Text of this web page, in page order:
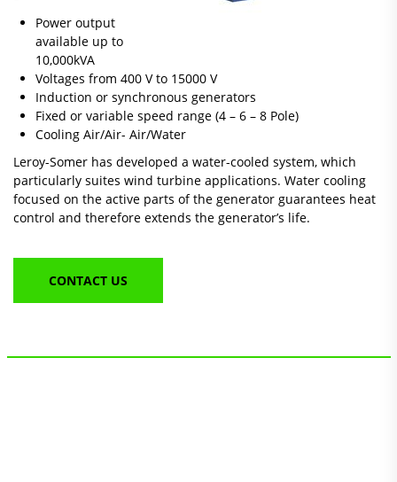
Power output
available up to
10,000kVA
Voltages from 400 V to 15000 V
Induction or synchronous generators
Fixed or variable speed range (4 – 6 – 8 Pole)
Cooling Air/Air- Air/Water
Leroy-Somer has developed a water-cooled system, which
particularly suites wind turbine applications. Water cooling
focused on the active parts of the generator guarantees heat
control and therefore extends the generator’s life.
CONTACT US